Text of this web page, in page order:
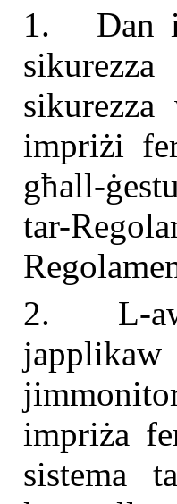
1. Dan
impriżi
għall-
tar-
2. L-
impriża
sistema